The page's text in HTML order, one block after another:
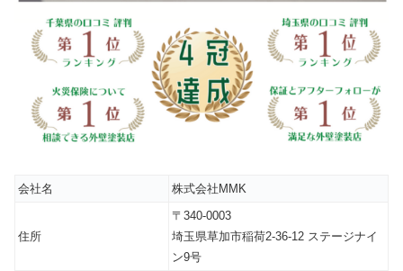
会社名 株式会社MMK
住所
〒340-0003
埼玉県草加市稲荷2-36-12 ステージナイ
ン9号